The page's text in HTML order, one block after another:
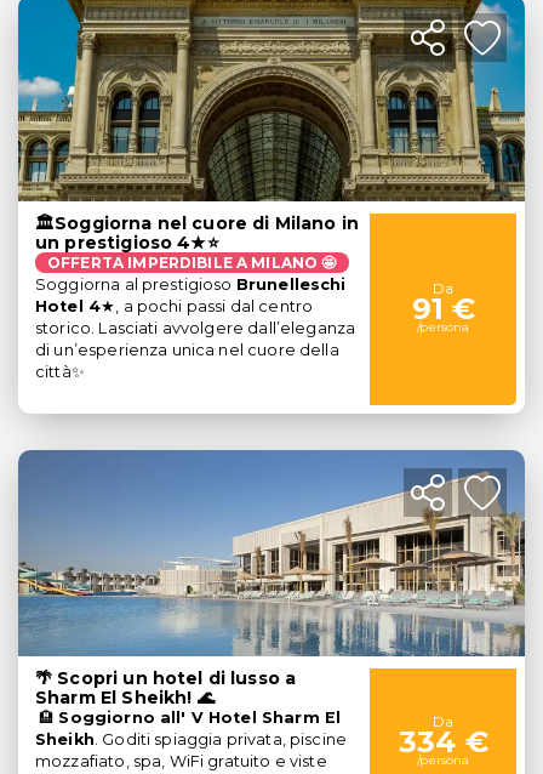
🏛️Soggiorna nel cuore di Milano in
un prestigioso 4★⭐
OFFERTA IMPERDIBILE A MILANO 🤩
Soggiorna al prestigioso Brunelleschi
Hotel 4★, a pochi passi dal centro
storico. Lasciati avvolgere dall’eleganza
di un’esperienza unica nel cuore della
città✨
Da
91 €
/persona
🌴 Scopri un hotel di lusso a
Sharm El Sheikh! 🌊
🏨 Soggiorno all' V Hotel Sharm El
Sheikh. Goditi spiaggia privata, piscine
mozzafiato, spa, WiFi gratuito e viste
Da
334 €
/persona